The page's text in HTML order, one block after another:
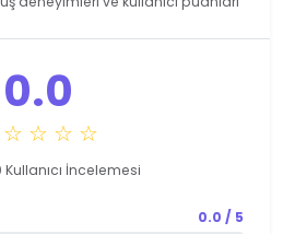
0.0
☆ ☆ ☆
İncelemesi
0.0 / 5